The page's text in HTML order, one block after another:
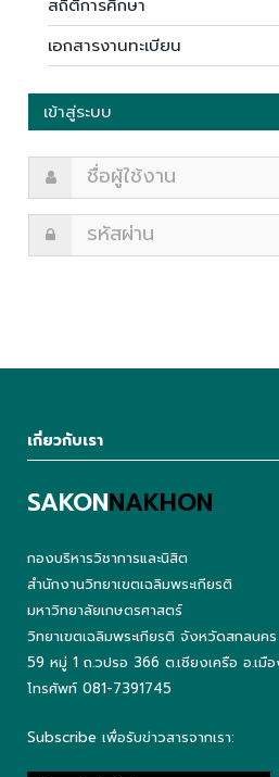
สถิติการศึกษา
เอกสารงานทะเบียน
เข้าสู่ระบบ
เกี่ยวกับเรา
SAKONNAKHON
กองบริหารวิชาการและนิสิต
สำนักงานวิทยาเขตเฉลิมพระเกียรติ
มหาวิทยาลัยเกษตรศาสตร์
วิทยาเขตเฉลิมพระเกียรติ จังหวัดสกลนคร
59 หมู่ 1 ถ.วปรอ 366 ต.เชียงเครือ อ.เ
โทรศัพท์ 081-7391745
Subscribe เพื่อรับข่าวสารจากเรา: